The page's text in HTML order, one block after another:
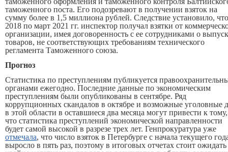
таможенного поста. Его подозревают в получении взяток на
сумму более в 1,5 миллиона рублей. Следствие установило,
2018 по март 2021 гг. инспектор получал взятки от
организации, имея договоренность с ее сотрудниками о
товаров, не соответствующих требованиям технического
регламента Таможенного союза.
Прогноз
Статистика по преступлениям публикуется
органами ежегодно. Последние данные по экономическим
преступлениям были опубликованы в сентябре. Ряд
коррупционных скандалов в октябре и возможные уголовные
в этой области в оставшиеся два месяца могут привести к тому,
что статистика преступлений экономической направленности
будет самой высокой в разрезе трех лет. Генпрокуратура уже
отмечала, что число взяток в Петербурге с начала текущего
выросло в пять раз, поэтому в итоговых отчетах стоит ожидать